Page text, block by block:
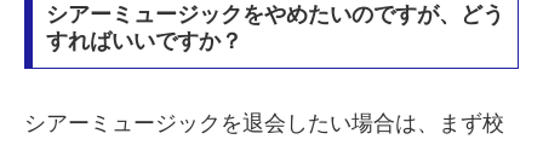
シアーミュージックをやめたいのですが、どう
すればいいですか？
シアーミュージックを退会したい場合は、まず校